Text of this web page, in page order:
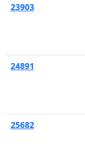
23903
24891
25682